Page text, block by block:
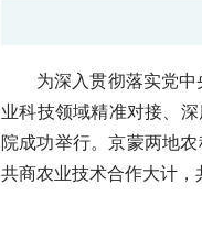
为深入贯彻落实党
业科技领域精准对接、
院成功举行。京蒙两地
共商农业技术合作大计